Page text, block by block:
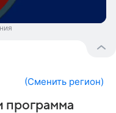
(Сменить регион)
программа